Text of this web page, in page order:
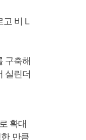
고 비 L
구축해
실린더
확대
만큼